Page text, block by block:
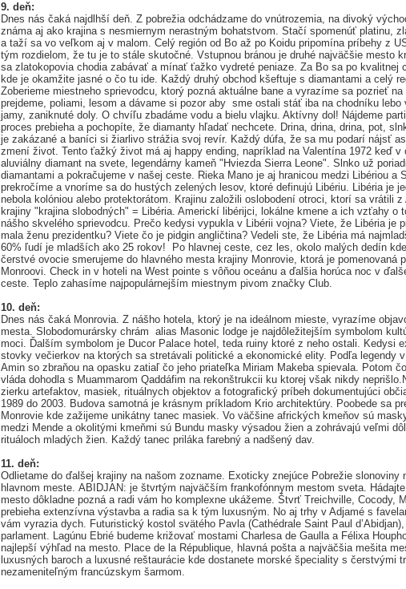
9. deň:
Dnes nás čaká najdlhší deň. Z pobrežia odchádzame do vnútrozemia, na divoký
známa aj ako krajina s nesmiernym nerastným bohatstvom. Stačí spomenúť platinu,
a taží sa vo veľkom aj v malom. Celý región od Bo až po Koidu pripomína príbehy z
tým rozdielom, že tu je to stále skutočné. Vstupnou bránou je druhé najväčšie mesto
sa zlatokopovia chodia zabávať a mínať ťažko vydreté peniaze. Za Bo sa po kvalitnej
kde je okamžite jasné o čo tu ide. Každý druhý obchod kšeftuje s diamantami a celý
Zoberieme miestneho sprievodcu, ktorý pozná aktuálne bane a vyrazíme sa pozrieť
prejdeme, poliami, lesom a dávame si pozor aby sme ostali stáť iba na chodníku
jamy, zaniknuté doly. O chvíľu zbadáme vodu a bielu vlajku. Aktívny dol! Nájdeme
proces prebieha a pochopíte, že diamanty hľadať nechcete. Drina, drina, drina, pot,
je zakázané a baníci si žiarlivo strážia svoj revír. Každý dúfa, že sa mu podarí nájsť
zmení život. Tento ťažký život má aj happy ending, napríklad na Valentína 1972 keď
aluviálny diamant na svete, legendárny kameň "Hviezda Sierra Leone". Slnko už
diamantami a pokračujeme v našej ceste. Rieka Mano je aj hranicou medzi Libériou a
prekročíme a vnoríme sa do hustých zelených lesov, ktoré definujú Libériu. Libéria je
nebola kolóniou alebo protektorátom. Krajinu založili oslobodení otroci, ktorí sa vrátili
krajiny "krajina slobodných" = Libéria. Americkí libérijci, lokálne kmene a ich vzťahy o
nášho skvelého sprievodcu. Prečo kedysi vypukla v Libérii vojna? Viete, že Libéria je
mala ženu prezidentku? Viete čo je pidgin angličtina? Vedeli ste, že Libéria má
60% ľudí je mladších ako 25 rokov! Po hlavnej ceste, cez les, okolo malých dedín
čerstvé ovocie smerujeme do hlavného mesta krajiny Monrovie, ktorá je pomenovaná
Monroovi. Check in v hoteli na West pointe s vôňou oceánu a ďalšia horúca noc v
ceste. Teplo zahasíme najpopulárnejším miestnym pivom značky Club.
10. deň:
Dnes nás čaká Monrovia. Z nášho hotela, ktorý je na ideálnom mieste, vyrazíme
mesta. Slobodomurársky chrám alias Masonic lodge je najdôležitejším symbolom
moci. Ďalším symbolom je Ducor Palace hotel, teda ruiny ktoré z neho ostali. Kedysi
stovky večierkov na ktorých sa stretávali politické a ekonomické elity. Podľa legendy
Amin so zbraňou na opasku zatiaľ čo jeho priateľka Miriam Makeba spievala. Potom
vláda dohodla s Muammarom Qaddáfim na rekonštrukcii ku ktorej však nikdy
zierku artefaktov, masiek, rituálnych objektov a fotografický príbeh dokumentujúci
1989 do 2003. Budova samotná je krásnym príkladom Krio architektúry. Poobede sa
Monrovie kde zažijeme unikátny tanec masiek. Vo väčšine afrických kmeňov sú
medzi Mende a okolitými kmeňmi sú Bundu masky výsadou žien a zohrávajú veľmi
rituáloch mladých žien. Každý tanec priláka farebný a nadšený dav.
11. deň:
Odlietame do ďalšej krajiny na našom zozname. Exoticky znejúce Pobrežie slonoviny
hlavnom meste. ABIDJAN: je štvrtým najväčším frankofónnym mestom sveta.
mesto dôkladne pozná a radi vám ho komplexne ukážeme. Štvrť Treichville, Cocody,
prebieha extenzívna výstavba a radia sa k tým luxusným. No aj trhy v Adjamé s
vám vyrazia dych. Futuristický kostol svätého Pavla (Cathédrale Saint Paul
parlament. Lagúnu Ebrié budeme križovať mostami Charlesa de Gaulla a Félixa
najlepší výhľad na mesto. Place de la République, hlavná pošta a najväčšia mešita
luxusných baroch a luxusné reštaurácie kde dostanete morské špeciality s čerstvými
nezameniteľným francúzskym šarmom.